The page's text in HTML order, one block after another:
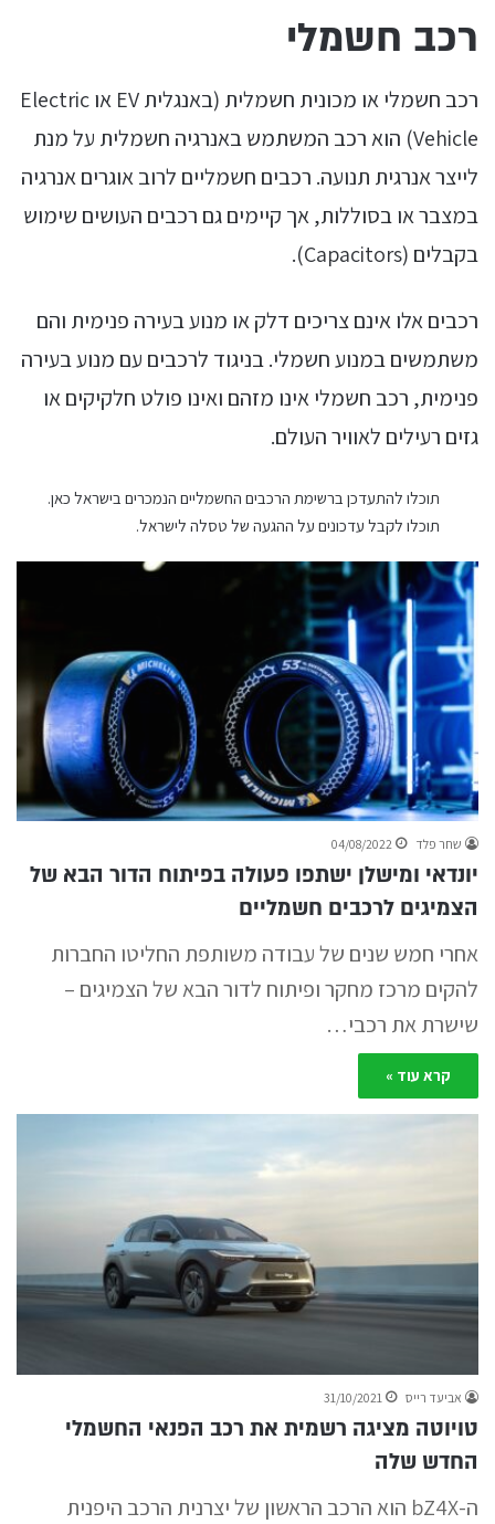
רכב חשמלי
רכב חשמלי או מכונית חשמלית (באנגלית EV או Electric
Vehicle) הוא רכב המשתמש באנרגיה חשמלית על מנת
לייצר אנרגית תנועה. רכבים חשמליים לרוב אוגרים אנרגיה
במצבר או בסוללות, אך קיימים גם רכבים העושים שימוש
בקבלים (Capacitors).
רכבים אלו אינם צריכים דלק או מנוע בעירה פנימית והם
משתמשים במנוע חשמלי. בניגוד לרכבים עם מנוע בעירה
פנימית, רכב חשמלי אינו מזהם ואינו פולט חלקיקים או
גזים רעילים לאוויר העולם.
תוכלו להתעדכן ברשימת הרכבים החשמליים הנמכרים בישראל כאן.
תוכלו לקבל עדכונים על ההגעה של טסלה לישראל.
שחר פלד 04/08/2022
יונדאי ומישלן ישתפו פעולה בפיתוח הדור הבא של
הצמיגים לרכבים חשמליים
אחרי חמש שנים של עבודה משותפת החליטו החברות
להקים מרכז מחקר ופיתוח לדור הבא של הצמיגים –
שישרת את רכבי…
קרא עוד »
אביעד רייס 31/10/2021
טויוטה מציגה רשמית את רכב הפנאי החשמלי
החדש שלה
ה-bZ4X הוא הרכב הראשון של יצרנית הרכב היפנית